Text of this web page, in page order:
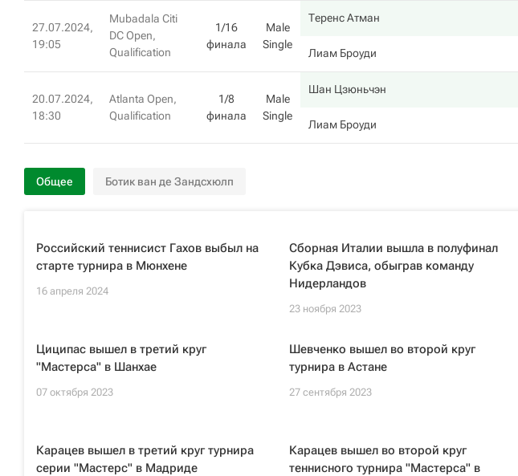
27.07.2024,
19:05
Mubadala Citi
DC Open,
Qualification
1/16
финала
Male
Single
Теренс Атман
Лиам Броуди
20.07.2024,
18:30
Atlanta Open,
Qualification
1/8
финала
Male
Single
Шан Цзюньчэн
Лиам Броуди
Общее Ботик ван де Зандсхюлп
Российский теннисист Гахов выбыл на
старте турнира в Мюнхене
16 апреля 2024
Сборная Италии вышла в полуфинал
Кубка Дэвиса, обыграв команду
Нидерландов
23 ноября 2023
Циципас вышел в третий круг
"Мастерса" в Шанхае
07 октября 2023
Шевченко вышел во второй круг
турнира в Астане
27 сентября 2023
Карацев вышел в третий круг турнира
серии "Мастерс" в Мадриде
Карацев вышел во второй круг
теннисного турнира "Мастерса" в